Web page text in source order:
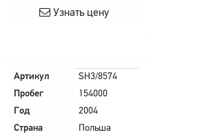
Узнать цену
Артикул
SH3/8574
Пробег
154000
Год
2004
Страна
Польша